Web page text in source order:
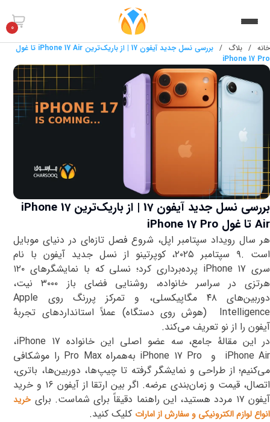
0
خانه / بلاگ /
بررسی نسل جدید آیفون 17 | از باریک‌ترین iPhone 17 Air تا غول
iPhone 17 Pro
بررسی نسل جدید آیفون 17 | از باریک‌ترین iPhone 17
Air تا غول iPhone 17 Pro
هر سال رویداد سپتامبر اپل، شروع فصل تازه‌ای در دنیای موبایل
است .۹ سپتامبر ۲۰۲۵، کوپرتینو از نسل جدید آیفون با نام
سریiPhone 17 پرده‌برداری کرد؛ نسلی که با نمایشگرهای ۱۲۰
هرتزی در سراسر خانواده، روشنایی فضای باز ۳۰۰۰
نیت،
دوربین‌های۴۸ مگاپیکسلی، و تمرکز پررنگ روی Apple
Intelligence
(هوش روی‌ دستگاه) عملاً استانداردهای تجربهٔ
آیفون را از نو تعریف می‌کند.
در این مقالهٔ جامع، سه عضو اصلی این خانواده iPhone 17،
iPhone Air
و iPhone 17 Pro به‌همراهPro Max را موشکافی
می‌کنیم؛ از طراحی و نمایشگر گرفته تا چیپ‌ها، دوربین‌ها، باتری،
اتصال، قیمت و زمان‌بندی عرضه. اگر بین ارتقا از آیفون ۱۶ و خرید
آیفون ۱۷ مردد هستید، این راهنما دقیقاً برای شماست. برای خرید
انواع لوازم الکترونیکی و سفارش از امارات کلیک کنید.